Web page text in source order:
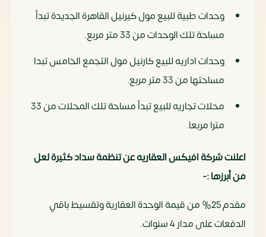
وحدات طبية للبيع مول كيرنيل القاهرة الجديدة تبدأ
مساحة تلك الوحدات من 33 متر مربع.
وحدات اداريه للبيع كارنيل مول التجمع الخامس تبدا
مساحتها من 33 متر مربع.
محلات تجاريه للبيع تبدأ مساحة تلك المحلات من 33
مترا مربعا.
اعلنت شركة افيكس العقاريه عن تنظمة سداد كثيرة لعل
من أبرزها :-
مقدم 25% من قيمة الوحدة العقارية وتقسيط باقي
الدفعات على مدار 4 سنوات.